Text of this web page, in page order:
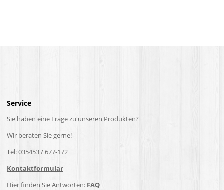
Service
Sie haben eine Frage zu unseren Produkten?
Wir beraten Sie gerne!
Tel: 035453 / 677-172
Kontaktformular
Hier finden Sie Antworten: FAQ